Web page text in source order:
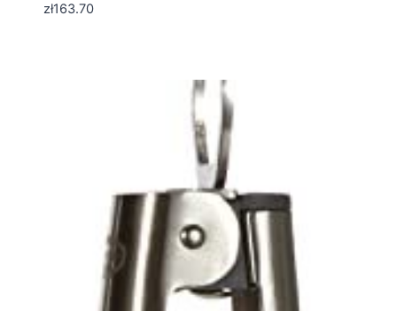
zł163.70